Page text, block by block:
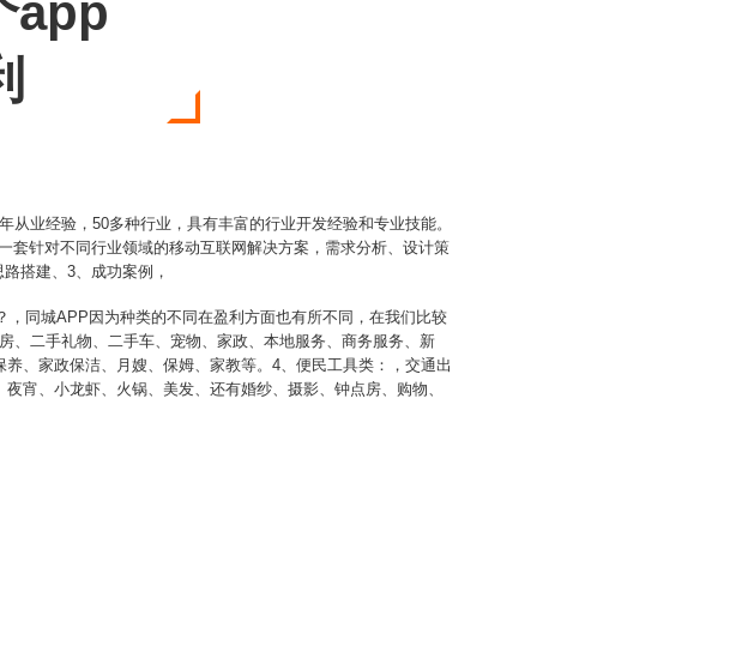
app
业经验，50多种行业，具有丰富的行业开发经验和专业技能。
针对不同行业领域的移动互联网解决方案，需求分析、设计策
搭建、3、成功案例，
同城APP因为种类的不同在盈利方面也有所不同，在我们比较
、二手礼物、二手车、宠物、家政、本地服务、商务服务、新
、家政保洁、月嫂、保姆、家教等。4、便民工具类：，交通出
宵、小龙虾、火锅、美发、还有婚纱、摄影、钟点房、购物、